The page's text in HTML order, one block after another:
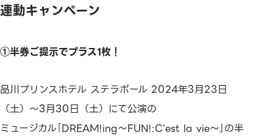
連動キャンペーン
①半券ご提示でプラス1枚！
品川プリンスホテル ステラボール 2024年3月23日
（土）～3月30日（土）にて公演の
ミュージカル｢DREAM!ing～FUN!:C’est la vie～｣の半